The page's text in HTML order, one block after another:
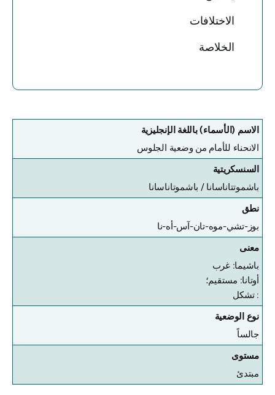
الاختلافات
الخلاصة
الاسم (الأسماء) باللغة الإنجليزية
الانحناء للأمام من وضعية الجلوس
السنسكريتية
باشموتتاناسانا / باشموتاناسانا
نطق
بوز-تشي-موه-تان-آس-أه-نا
معنى
باشيما: غرب
أوتانا: مستقيم؛
: تشكل
نوع الوضعية
جالساً
مستوى
مبتدئ